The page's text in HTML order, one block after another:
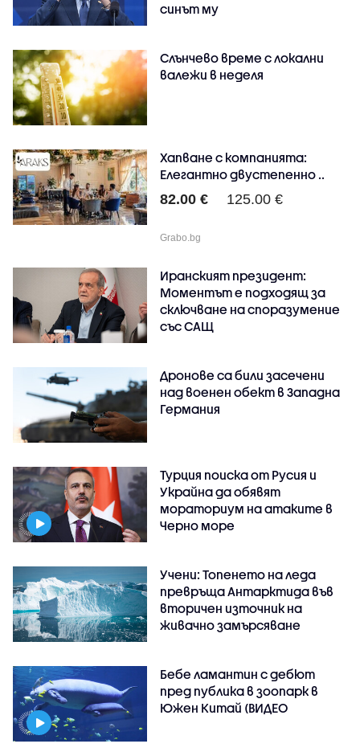
синът му
Слънчево време с локални
валежи в неделя
Хапване с компанията:
Елегантно двустепенно ..
82.00 € 125.00 €
Grabo.bg
Иранският президент:
Моментът е подходящ за
сключване на споразумение
със САЩ
Дронове са били засечени
над военен обект в Западна
Германия
Турция поиска от Русия и
Украйна да обявят
мораториум на атаките в
Черно море
Учени: Топенето на леда
превръща Антарктида във
вторичен източник на
живачно замърсяване
Бебе ламантин с дебют
пред публика в зоопарк в
Южен Китай (ВИДЕО